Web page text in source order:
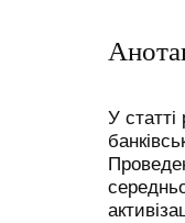
У